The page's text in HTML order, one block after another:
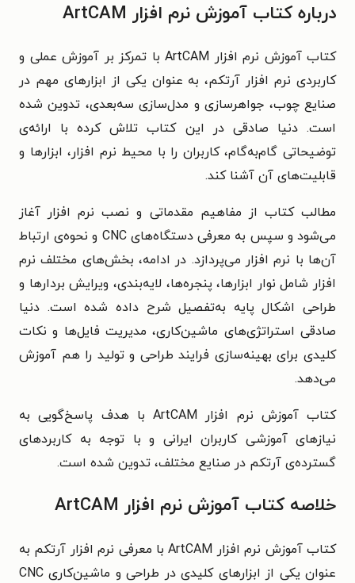
درباره کتاب آموزش نرم افزار ArtCAM
کتاب آموزش نرم افزار ArtCAM با تمرکز بر آموزش عملی و
کاربردی نرم افزار آرتکم، به‌ عنوان یکی از ابزارهای مهم در
صنایع چوب، جواهرسازی و مدل‌سازی سه‌بعدی، تدوین شده
است. دنیا صادقی در این کتاب تلاش کرده با ارائه‌ی
توضیحاتی گام‌به‌گام، کاربران را با محیط نرم افزار، ابزارها و
قابلیت‌های آن آشنا کند.
مطالب کتاب از مفاهیم مقدماتی و نصب نرم افزار آغاز
می‌شود و سپس به معرفی دستگاه‌های CNC و نحوه‌ی ارتباط
آن‌ها با نرم افزار می‌پردازد. در ادامه، بخش‌های مختلف نرم
افزار شامل نوار ابزارها، پنجره‌ها، لایه‌بندی، ویرایش بردارها و
طراحی اشکال پایه به‌تفصیل شرح داده شده است. دنیا
صادقی استراتژی‌های ماشین‌کاری، مدیریت فایل‌ها و نکات
کلیدی برای بهینه‌سازی فرایند طراحی و تولید را هم آموزش
می‌دهد.
کتاب آموزش نرم افزار ArtCAM با هدف پاسخ‌گویی به
نیازهای آموزشی کاربران ایرانی و با توجه به کاربردهای
گسترده‌ی آرتکم در صنایع مختلف، تدوین شده است.
خلاصه کتاب آموزش نرم افزار ArtCAM
کتاب آموزش نرم افزار ArtCAM با معرفی نرم افزار آرتکم به‌
عنوان یکی از ابزارهای کلیدی در طراحی و ماشین‌کاری CNC